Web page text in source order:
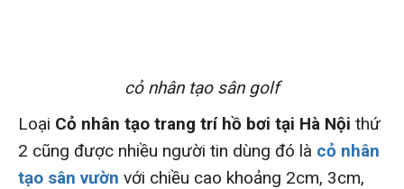
cỏ nhân tạo sân golf
Loại Cỏ nhân tạo trang trí hồ bơi tại Hà Nội thứ
2 cũng được nhiều người tin dùng đó là cỏ nhân
tạo sân vườn với chiều cao khoảng 2cm, 3cm,